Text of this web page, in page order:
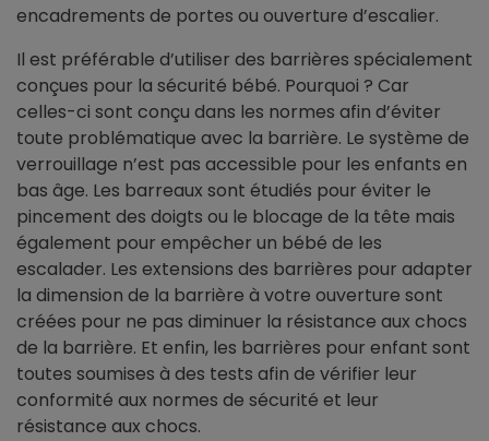
encadrements de portes ou ouverture d’escalier.
Il est préférable d’utiliser des barrières spécialement
conçues pour la sécurité bébé. Pourquoi ? Car
celles-ci sont conçu dans les normes afin d’éviter
toute problématique avec la barrière. Le système de
verrouillage n’est pas accessible pour les enfants en
bas âge. Les barreaux sont étudiés pour éviter le
pincement des doigts ou le blocage de la tête mais
également pour empêcher un bébé de les
escalader. Les extensions des barrières pour adapter
la dimension de la barrière à votre ouverture sont
créées pour ne pas diminuer la résistance aux chocs
de la barrière. Et enfin, les barrières pour enfant sont
toutes soumises à des tests afin de vérifier leur
conformité aux normes de sécurité et leur
résistance aux chocs.